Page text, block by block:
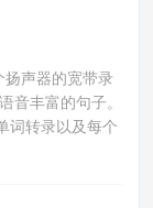
声器的宽带录
音丰富的句子。
词转录以及每个